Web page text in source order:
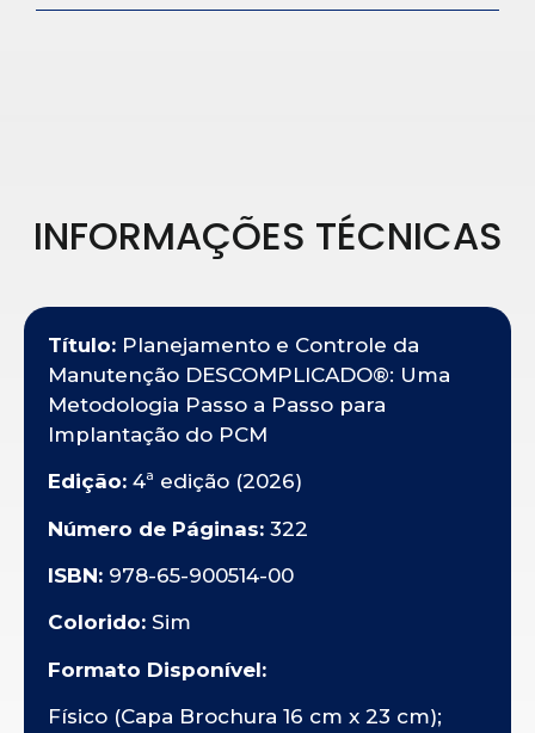
INFORMAÇÕES TÉCNICAS
Título: Planejamento e Controle da
Manutenção DESCOMPLICADO®: Uma
Metodologia Passo a Passo para
Implantação do PCM
Edição: 4ª edição (2026)
Número de Páginas: 322
ISBN: 978-65-900514-00
Colorido: Sim
Formato Disponível:
Físico (Capa Brochura 16 cm x 23 cm);